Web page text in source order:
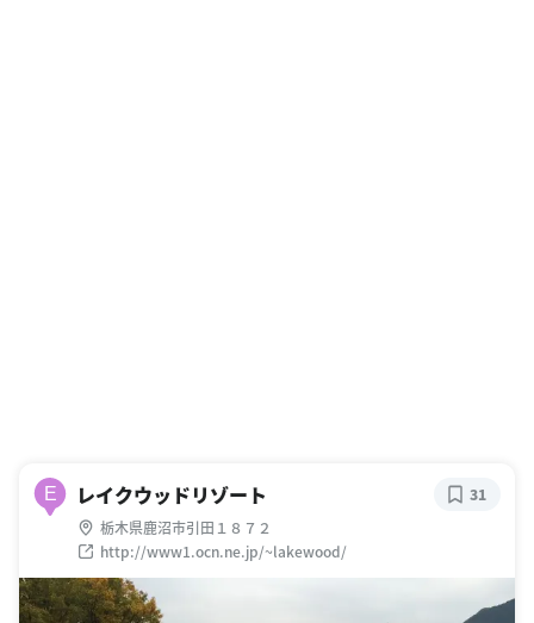
E レイクウッドリゾート
栃木県鹿沼市引田１８７２
http://www1.ocn.ne.jp/~lakewood/
31